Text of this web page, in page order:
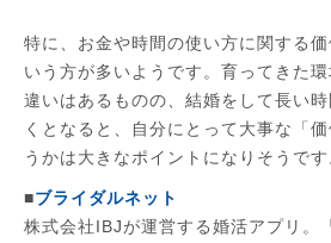
特に、お金や時間の使い方に関する
いう方が多いようです。育ってきた
違いはあるものの、結婚をして長い
くとなると、自分にとって大事な「
うかは大きなポイントになりそうです
■ブライダルネット
株式会社IBJが運営する婚活アプリ。